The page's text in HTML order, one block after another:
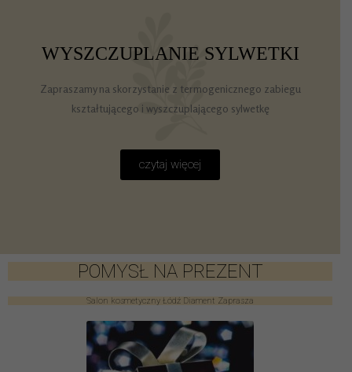
WYSZCZUPLANIE SYLWETKI
Zapraszamy na skorzystanie z termogenicznego zabiegu
kształtującego i wyszczuplającego sylwetkę
czytaj więcej
POMYSŁ NA PREZENT
Salon kosmetyczny Łódź Diament Zaprasza